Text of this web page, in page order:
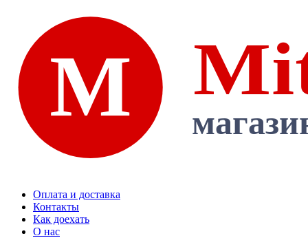
Оплата и доставка
Контакты
Как доехать
О нас